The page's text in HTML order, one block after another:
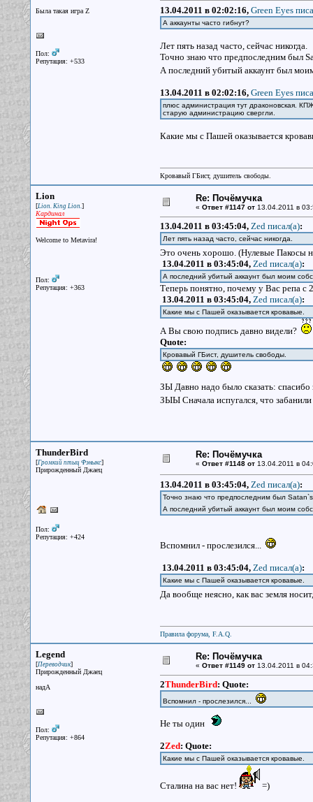
Была такая игра Z
Пол:
Репутация: +533
13.04.2011 в 02:02:16, Green Eyes
А аккаунты часто гибнут?
Лет пять назад часто, сейчас никогда.
Точно знаю что предпоследним был
А последний убитый аккаунт был
13.04.2011 в 02:02:16, Green Eyes
плюс администрация тут драконовская.
старую администрацию свергли.
Какие мы с Пашей оказывается
Кровавый ГБист, душитель свободы.
Lion
[Lion. King Lion.]
Кардинал
Welcome to Metavira!
Пол:
Репутация: +363
Re: Почёмучка
« Ответ #1147 от13.04.2011 в
13.04.2011 в 03:45:04, Zed писал(a):
Лет пять назад часто, сейчас никогда.
Это очень хорошо. (Нулевые Пакосы
13.04.2011 в 03:45:04, Zed писал(a):
А последний убитый аккаунт был моим
Теперь понятно, почему у Вас репа с
13.04.2011 в 03:45:04, Zed писал(a):
Какие мы с Пашей оказывается кровавые.
А Вы свою подпись давно видели?
Quote:
Кровавый ГБист, душитель свободы.
ЗЫ Давно надо было сказать:
ЗЫЫ Сначала испугался, что
ThunderBird
[Громкий птыц Фэныкс]
Прирожденный Джаец
Пол:
Репутация: +424
Re: Почёмучка
« Ответ #1148 от13.04.2011 в
13.04.2011 в 03:45:04, Zed писал(a):
Точно знаю что предпоследним был
А последний убитый аккаунт был моим
Вспомнил - прослезился...
13.04.2011 в 03:45:04, Zed писал(a):
Какие мы с Пашей оказывается кровавые.
Да вообще неясно, как вас земля
Правила форума, F.A.Q.
Legend
[Переводчик]
Прирожденный Джаец
надА
Пол:
Репутация: +864
Re: Почёмучка
« Ответ #1149 от13.04.2011 в
2ThunderBird: Quote:
Вспомнил - прослезился...
Не ты один
2Zed: Quote:
Какие мы с Пашей оказывается кровавые.
Сталина на вас нет! =)